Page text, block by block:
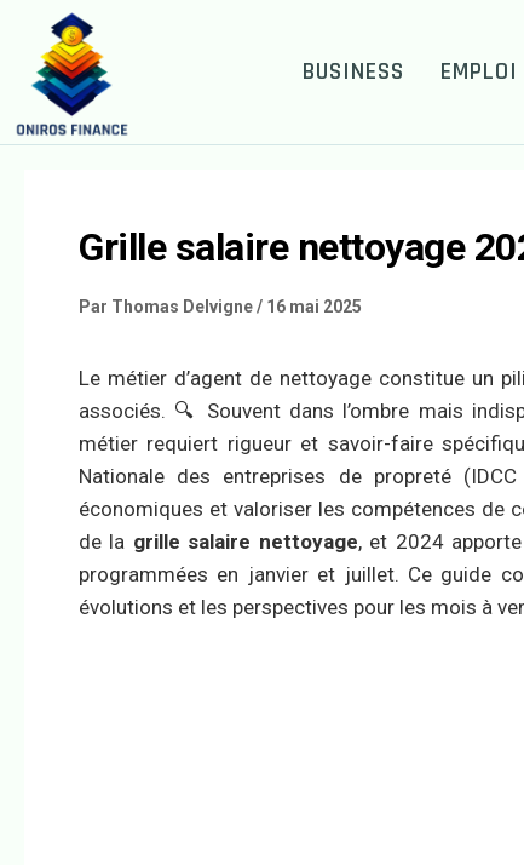
BUSINESS EMPLOI
Grille salaire nettoyage
Par Thomas Delvigne/ 16 mai 2025
Le métier d’agent de nettoyage constitue un
associés. 🔍 Souvent dans l’ombre mais
métier requiert rigueur et savoir-faire
Nationale des entreprises de propreté
économiques et valoriser les compétences de
de la grille salaire nettoyage, et 2024
programmées en janvier et juillet. Ce guide
évolutions et les perspectives pour les mois à